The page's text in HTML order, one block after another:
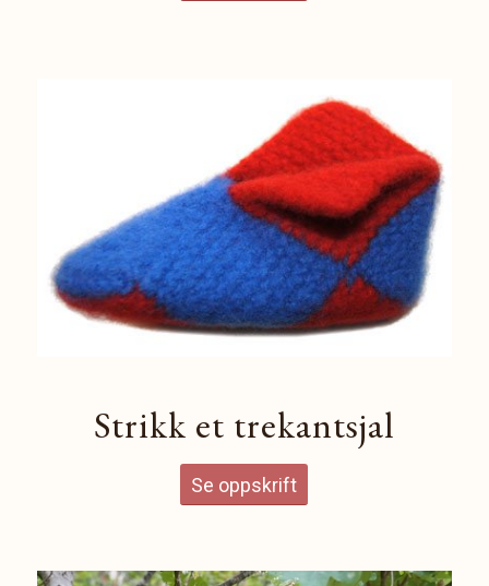
Strikk et trekantsjal
Se oppskrift